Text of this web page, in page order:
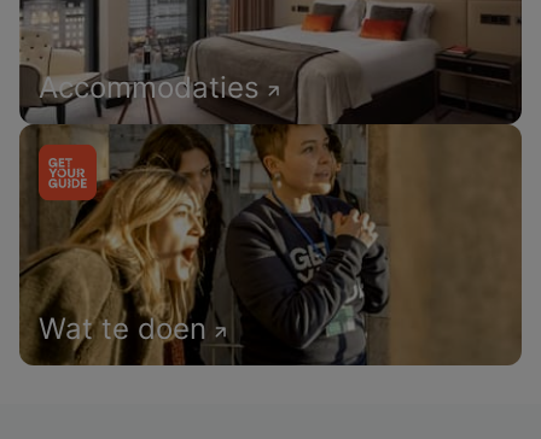
Accommodaties
Wat te doen